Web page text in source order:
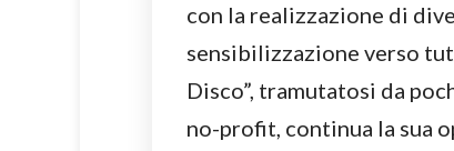
con la realizzazione di
sensibilizzazione verso
Disco”, tramutatosi da
no-profit, continua la sua